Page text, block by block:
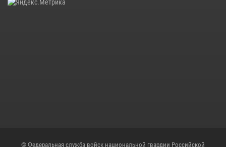
© Федеральная служба войск национальной гвардии Российской